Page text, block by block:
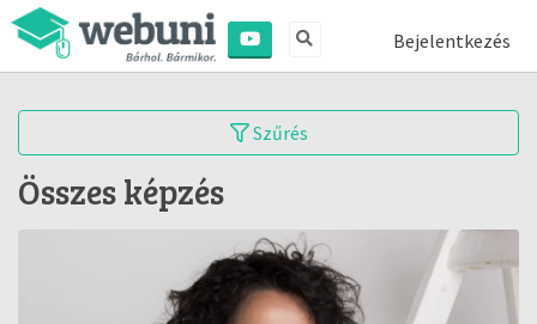
Bejelentkezés
Szűrés
Összes képzés